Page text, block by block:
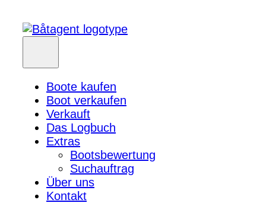
Boote kaufen
Boot verkaufen
Verkauft
Das Logbuch
Extras
Bootsbewertung
Suchauftrag
Über uns
Kontakt